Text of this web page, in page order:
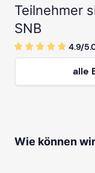
Teilnehmer
SNB
4.9/5
alle
Wie können